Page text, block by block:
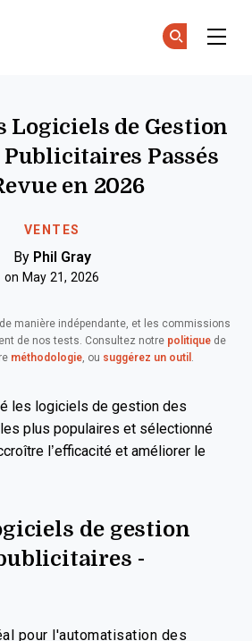
VENTES
Logiciels de Gestion
Publicitaires Passés
en 2026
By Phil Gray
on May 21, 2026
manière indépendante, et les commissions
de nos tests. Consultez notre politique de
méthodologie, ou suggérez un outil .
les logiciels de gestion des
plus populaires et sélectionné
l’efficacité et améliorer le
de gestion
-
pour l'automatisation des